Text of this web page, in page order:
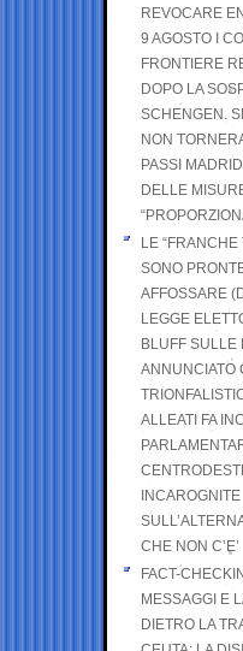
REVOCARE
9 AGOSTO I
FRONTIERE
DOPO LA
SCHENGEN.
NON
PASSI
DELLE
LE “FRANCHE
SONO
AFFOSSARE
LEGGE
BLUFF SULLE
ANNUNCIATO
ALLEATI FA
INCAROGNITE
CHE NON C’E’
FACT-
MESSAGGI E
DIETRO LA